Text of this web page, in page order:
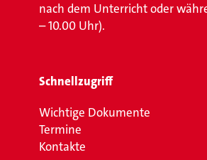
nach dem Unterricht oder
– 10.00 Uhr).
Schnellzugriff
Wichtige Dokumente
Termine
Kontakte